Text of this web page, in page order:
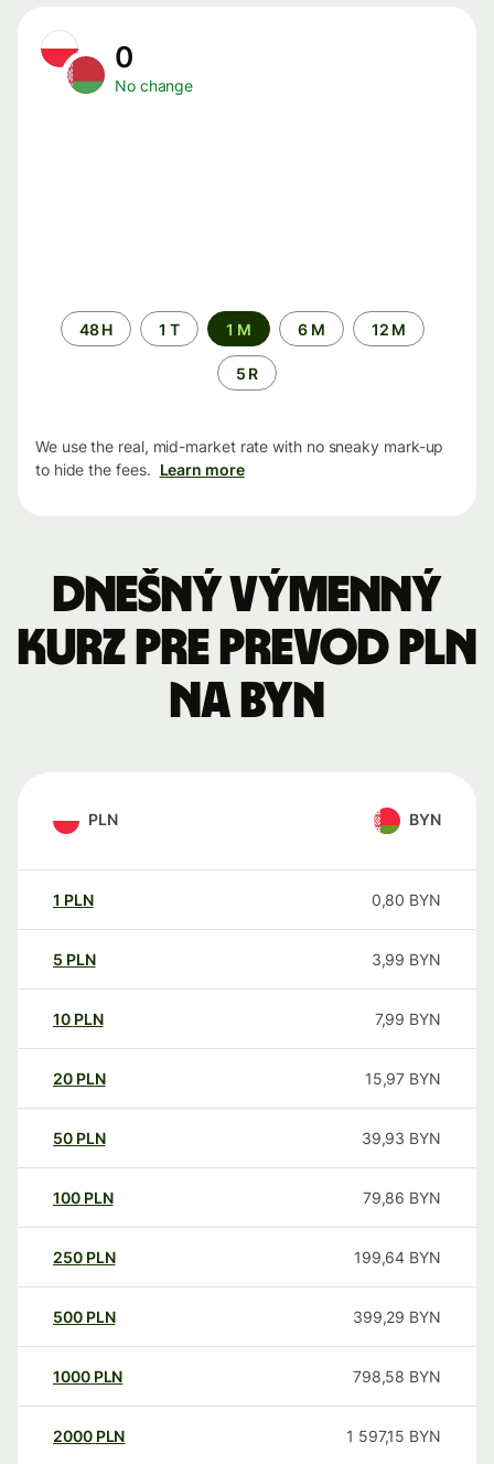
0
No change
Time
period
48 H 1 T 1 M 6 M 12 M
5 R
We use the real, mid-market rate with no sneaky mark-up
to hide the fees. Learn more
Dnešný výmenný
kurz pre prevod PLN
na BYN
PLN BYN
1 PLN 0,80 BYN
5 PLN 3,99 BYN
10 PLN 7,99 BYN
20 PLN 15,97 BYN
50 PLN 39,93 BYN
100 PLN 79,86 BYN
250 PLN 199,64 BYN
500 PLN 399,29 BYN
1000 PLN 798,58 BYN
2000 PLN 1 597,15 BYN